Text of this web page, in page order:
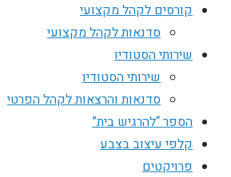
קורסים לקהל מקצועי
סדנאות לקהל מקצועי
שירותי הסטודיו
שירותי הסטודיו
סדנאות והרצאות לקהל הפרטי
הספר “להרגיש בית”
קלפי עיצוב בצבע
פרויקטים